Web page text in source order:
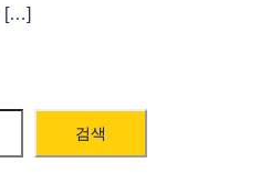
[…]
검색